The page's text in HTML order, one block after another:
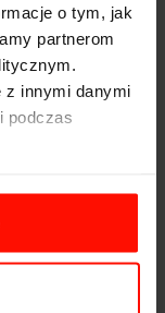
o tym, jak
partnerom
z innymi danymi
podczas
Voucher
od maja do